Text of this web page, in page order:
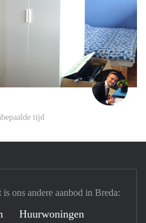
tijd
ons andere aanbod in Breda:
Huurwoningen